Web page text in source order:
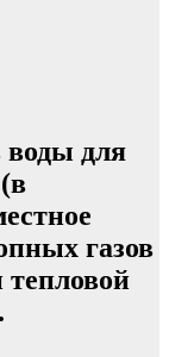
воды для
газов